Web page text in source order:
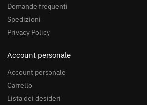
Domande frequenti
Spedizioni
Privacy Policy
Account personale
Account personale
Carrello
Lista dei desideri